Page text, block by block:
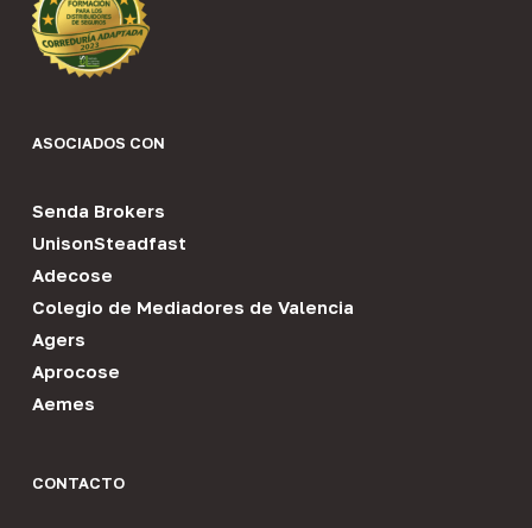
ASOCIADOS CON
Senda Brokers
UnisonSteadfast
Adecose
Colegio de Mediadores de Valencia
Agers
Aprocose
Aemes
CONTACTO